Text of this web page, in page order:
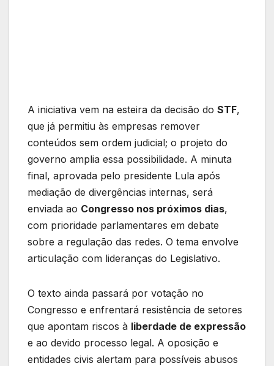
A iniciativa vem na esteira da decisão do STF,
que já permitiu às empresas remover
conteúdos sem ordem judicial; o projeto do
governo amplia essa possibilidade. A minuta
final, aprovada pelo presidente Lula após
mediação de divergências internas, será
enviada ao Congresso nos próximos dias,
com prioridade parlamentares em debate
sobre a regulação das redes. O tema envolve
articulação com lideranças do Legislativo.
O texto ainda passará por votação no
Congresso e enfrentará resistência de setores
que apontam riscos à liberdade de expressão
e ao devido processo legal. A oposição e
entidades civis alertam para possíveis abusos